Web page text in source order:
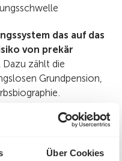
Über Cookies
das auf das
von prekär
Dazu zählt die
Grundpension,
zahlen alle